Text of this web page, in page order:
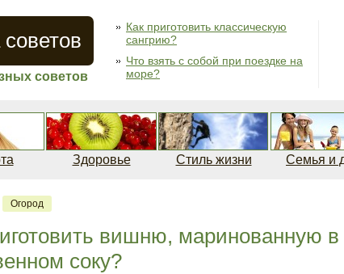
советов
Как приготовить классическую
сангрию?
Что взять с собой при поездке на
море?
Здоровье Стиль жизни Семья и
Огород
вишню, маринованную в
соку?